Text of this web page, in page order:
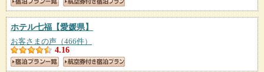
ホテル七福 【愛媛県】
お客さまの声（466件）
4.16